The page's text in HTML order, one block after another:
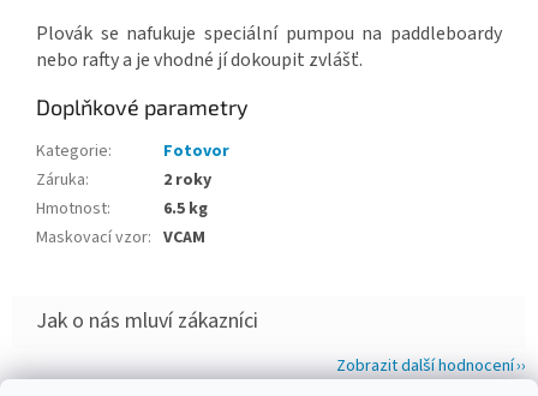
Plovák se nafukuje speciální pumpou na paddleboardy
nebo rafty a je vhodné jí dokoupit zvlášť.
Doplňkové parametry
Kategorie:
Fotovor
Záruka:
2 roky
Hmotnost:
6.5 kg
Maskovací vzor: VCAM
Zobrazit další hodnocení